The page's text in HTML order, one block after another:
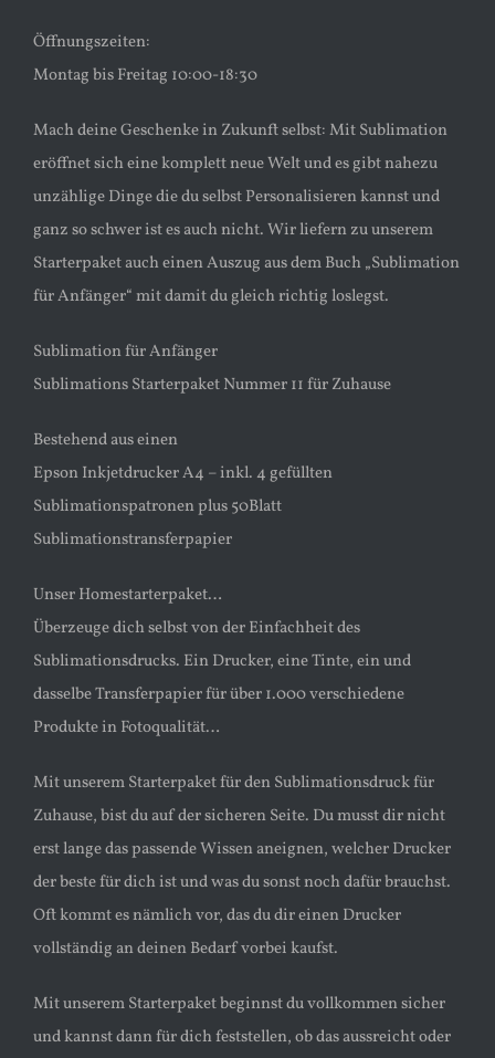
Öffnungszeiten:
Montag bis Freitag 10:00-18:30
Mach deine Geschenke in Zukunft selbst: Mit Sublimation
eröffnet sich eine komplett neue Welt und es gibt nahezu
unzählige Dinge die du selbst Personalisieren kannst und
ganz so schwer ist es auch nicht. Wir liefern zu unserem
Starterpaket auch einen Auszug aus dem Buch „Sublimation
für Anfänger“ mit damit du gleich richtig loslegst.
Sublimation für Anfänger
Sublimations Starterpaket Nummer 11 für Zuhause
Bestehend aus einen
Epson Inkjetdrucker A4 – inkl. 4 gefüllten
Sublimationspatronen plus 50Blatt
Sublimationstransferpapier
Unser Homestarterpaket…
Überzeuge dich selbst von der Einfachheit des
Sublimationsdrucks. Ein Drucker, eine Tinte, ein und
dasselbe Transferpapier für über 1.000 verschiedene
Produkte in Fotoqualität…
Mit unserem Starterpaket für den Sublimationsdruck für
Zuhause, bist du auf der sicheren Seite. Du musst dir nicht
erst lange das passende Wissen aneignen, welcher Drucker
der beste für dich ist und was du sonst noch dafür brauchst.
Oft kommt es nämlich vor, das du dir einen Drucker
vollständig an deinen Bedarf vorbei kaufst.
Mit unserem Starterpaket beginnst du vollkommen sicher
und kannst dann für dich feststellen, ob das aussreicht oder